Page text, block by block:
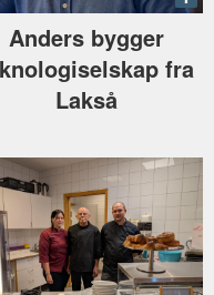
Anders bygger
fra
Lakså